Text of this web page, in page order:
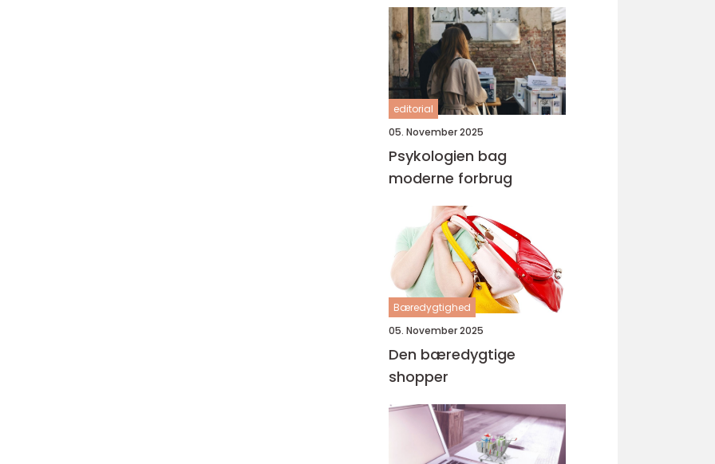
editorial
05. November 2025
Psykologien bag
moderne forbrug
Bæredygtighed
05. November 2025
Den bæredygtige
shopper